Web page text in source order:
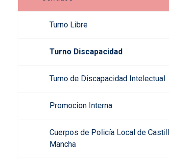
Turno Libre
Turno Discapacidad
Turno de Discapacidad Intelectual
Promocion Interna
Cuerpos de Policía Local de
Mancha